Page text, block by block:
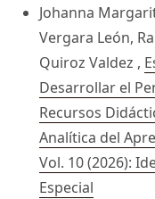
Johanna
Vergara León,
Quiroz Valdez ,
Desarrollar el
Recursos
Analítica del
Vol. 10 (2026):
Especial